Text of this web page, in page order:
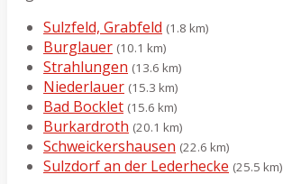
Sulzfeld, Grabfeld (1.8 km)
Burglauer (10.1 km)
Strahlungen (13.6 km)
Niederlauer (15.3 km)
Bad Bocklet (15.6 km)
Burkardroth (20.1 km)
Schweickershausen (22.6 km)
Sulzdorf an der Lederhecke (25.5 km)